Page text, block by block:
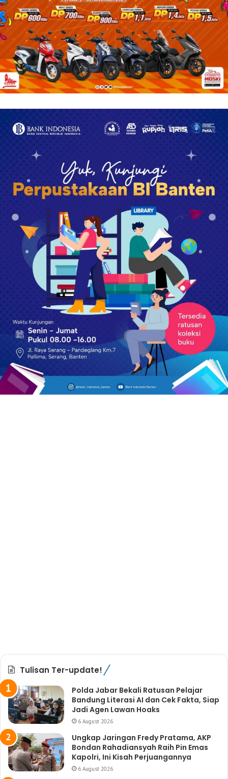
Tulisan Ter-update!
Polda Jabar Bekali Ratusan Pelajar
Bandung Literasi AI dan Cek Fakta, Siap
Jadi Agen Lawan Hoaks
6 August 2026
Ungkap Jaringan Fredy Pratama, AKP
Bondan Rahadiansyah Raih Pin Emas
Kapolri, Ini Kisah Perjuangannya
6 August 2026